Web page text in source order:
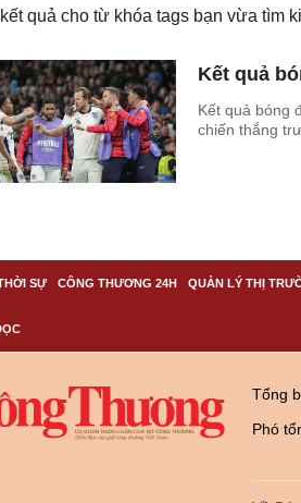
kết quả cho từ khóa tags bạn vừa tìm
Kết quả
Kết quả bóng
chiến thắng
SỰ CÔNG THƯƠNG 24H QUẢN LÝ THỊ
Tổng
Phó